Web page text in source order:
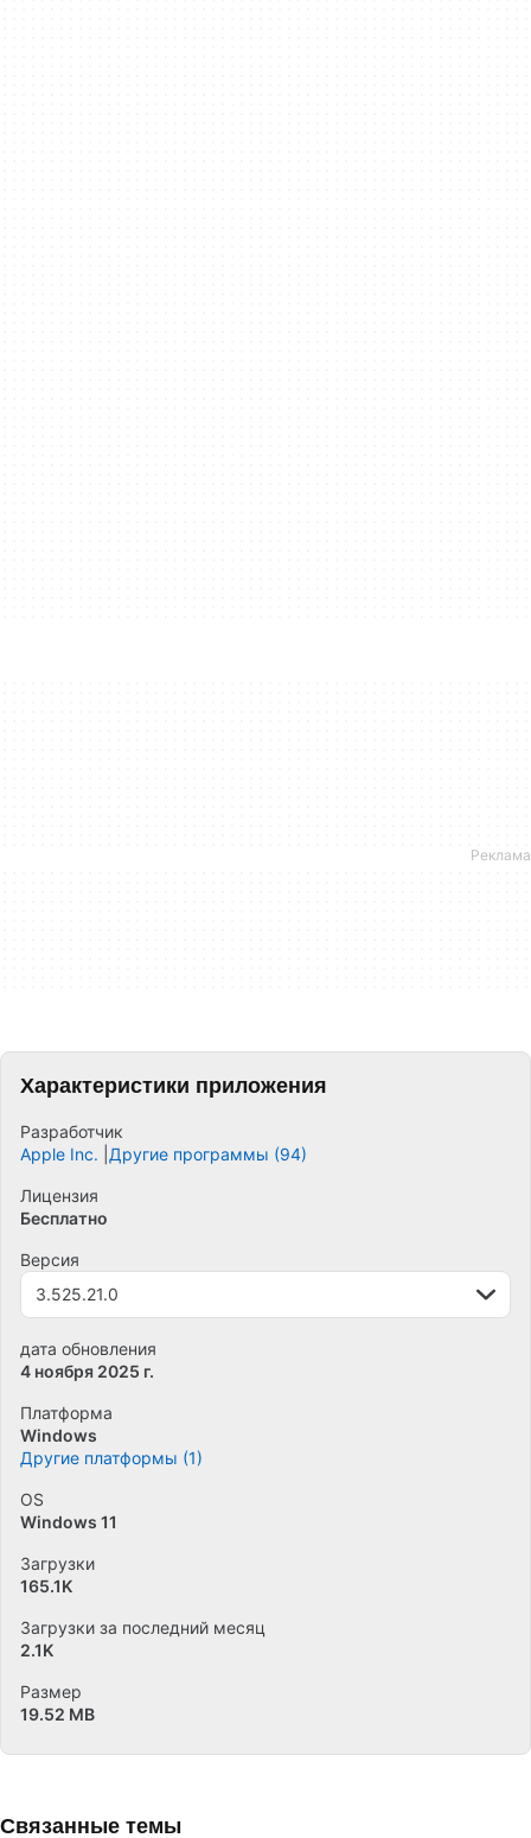
Характеристики приложения
Разработчик
Apple Inc.
Другие программы (94)
Лицензия
Бесплатно
Версия
3.525.21.0
дата обновления
4 ноября 2025 г.
Платформа
Windows
Другие платформы (1)
OS
Windows 11
Загрузки
165.1K
Загрузки за последний месяц
2.1K
Размер
19.52 MB
Связанные темы